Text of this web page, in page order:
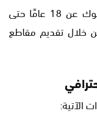
يجب ألا يقل عمر مستخدم تيك توك عن 18 عامًا حتى
خلال تقديم مقاطع
الآتية: